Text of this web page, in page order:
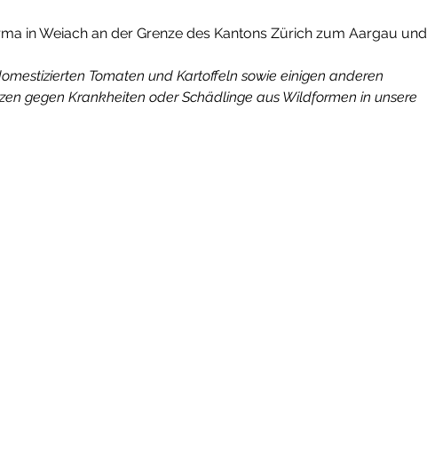
in Weiach an der Grenze des Kantons Zürich zum Aargau und
Tomaten und Kartoffeln sowie einigen anderen
gegen Krankheiten oder Schädlinge aus Wildformen in unsere